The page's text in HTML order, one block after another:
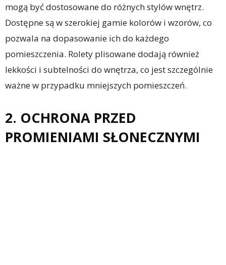
mogą być dostosowane do różnych stylów wnętrz.
Dostępne są w szerokiej gamie kolorów i wzorów, co
pozwala na dopasowanie ich do każdego
pomieszczenia. Rolety plisowane dodają również
lekkości i subtelności do wnętrza, co jest szczególnie
ważne w przypadku mniejszych pomieszczeń.
2. OCHRONA PRZED
PROMIENIAMI SŁONECZNYMI